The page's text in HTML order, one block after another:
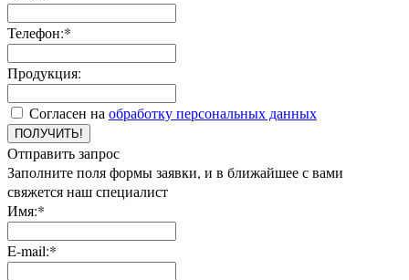
Телефон:*
Продукция:
Согласен на обработку персональных данных
ПОЛУЧИТЬ!
Отправить запрос
Заполните поля формы заявки, и в ближайшее с вами
свяжется наш специалист
Имя:*
E-mail:*